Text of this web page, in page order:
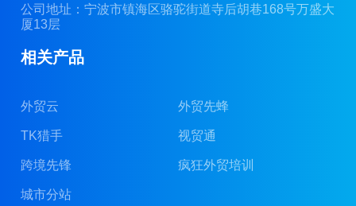
公司地址：宁波市镇海区骆驼街道寺后胡巷168号万盛大
厦13层
相关产品
外贸云 外贸先蜂
TK猎手 视贸通
跨境先锋 疯狂外贸培训
城市分站